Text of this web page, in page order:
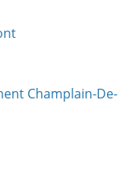
Champlain-De-